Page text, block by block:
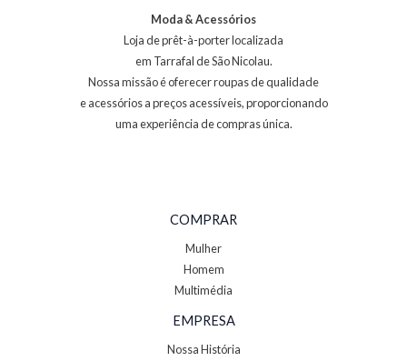
Moda & Acessórios
Loja de prêt-à-porter localizada
em Tarrafal de São Nicolau.
Nossa missão é oferecer roupas de qualidade
e acessórios a preços acessíveis, proporcionando
uma experiência de compras única.
COMPRAR
Mulher
Homem
Multimédia
EMPRESA
Nossa História